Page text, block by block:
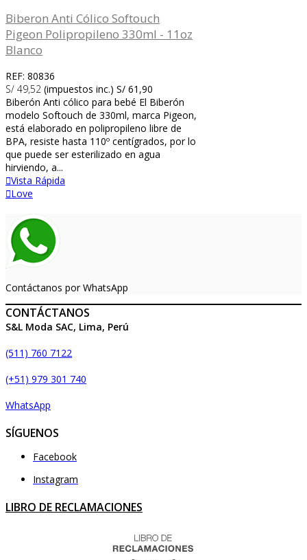
Biberon Anti Cólico Softouch
Pigeon Polipropileno 330ml - 11oz
Blanco
REF: 80836
S/ 49,52 (impuestos inc.) S/ 61,90
Biberón Anti cólico para bebé El Biberón
modelo Softouch de 330ml, marca Pigeon,
está elaborado en polipropileno libre de
BPA, resiste hasta 110º centígrados, por lo
que puede ser esterilizado en agua
hirviendo, a...
Vista Rápida
Love
Contáctanos por WhatsApp
CONTÁCTANOS
S&L Moda SAC, Lima, Perú
(511) 760 7122
(+51) 979 301 740
WhatsApp
SÍGUENOS
Facebook
Instagram
LIBRO DE RECLAMACIONES